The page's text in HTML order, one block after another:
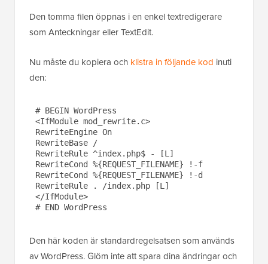
Den tomma filen öppnas i en enkel textredigerare
som Anteckningar eller TextEdit.
Nu måste du kopiera och klistra in följande kod inuti
den:
# BEGIN WordPress
<IfModule mod_rewrite.c>
RewriteEngine On
RewriteBase /
RewriteRule ^index.php$ - [L]
RewriteCond %{REQUEST_FILENAME} !-f
RewriteCond %{REQUEST_FILENAME} !-d
RewriteRule . /index.php [L]
</IfModule>
Den här koden är standardregelsatsen som används
av WordPress. Glöm inte att spara dina ändringar och